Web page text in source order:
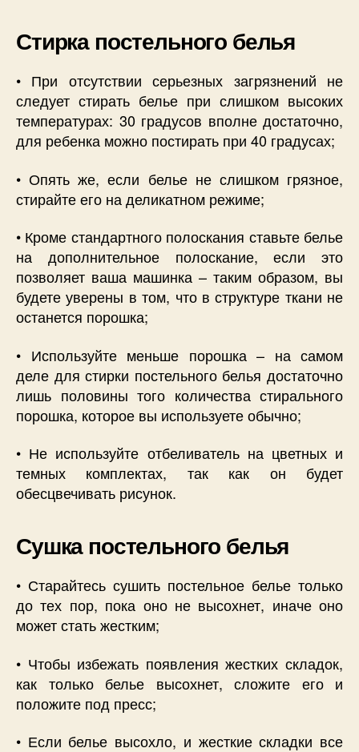
Стирка постельного белья
• При отсутствии серьезных загрязнений не
следует стирать белье при слишком высоких
температурах: 30 градусов вполне достаточно,
для ребенка можно постирать при 40 градусах;
• Опять же, если белье не слишком грязное,
стирайте его на деликатном режиме;
• Кроме стандартного полоскания ставьте белье
на дополнительное полоскание, если это
позволяет ваша машинка – таким образом, вы
будете уверены в том, что в структуре ткани не
останется порошка;
• Используйте меньше порошка – на самом
деле для стирки постельного белья достаточно
лишь половины того количества стирального
порошка, которое вы используете обычно;
• Не используйте отбеливатель на цветных и
темных комплектах, так как он будет
обесцвечивать рисунок.
Сушка постельного белья
• Старайтесь сушить постельное белье только
до тех пор, пока оно не высохнет, иначе оно
может стать жестким;
• Чтобы избежать появления жестких складок,
как только белье высохнет, сложите его и
положите под пресс;
• Если белье высохло, и жесткие складки все